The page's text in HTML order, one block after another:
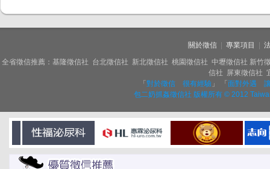
關於徵信 專業項目
全省徵信推薦：基隆徵信社 台北徵信社 新北徵信社 桃園徵信社 中壢徵信社 新
信社 屏東徵信社
「 對於徵信 很有經驗」 「 面對外遇
包二奶抓姦徵信社 版權所有 © 2012